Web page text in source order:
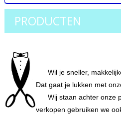
PRODUCTEN
Wil je sneller,
Dat gaat je lukken met
Wij staan achter onze
verkopen gebruiken we